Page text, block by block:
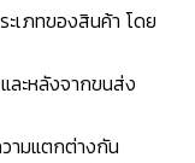
เภทของสินค้า โดย
ละหลังจากขนส่ง
ามแตกต่างกัน